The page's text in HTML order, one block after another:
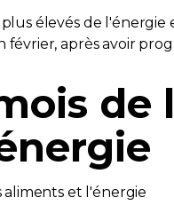
élevés de
après avoir
de